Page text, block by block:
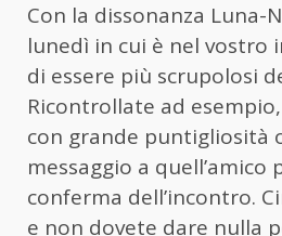
Con la dissonanza Luna-
lunedì in cui è nel vostro
di essere più scrupolosi
Ricontrollate ad
con grande puntigliosità
messaggio a quell’amico
conferma dell’incontro.
e non dovete dare nulla